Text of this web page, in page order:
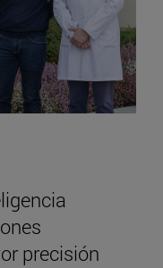
precisión